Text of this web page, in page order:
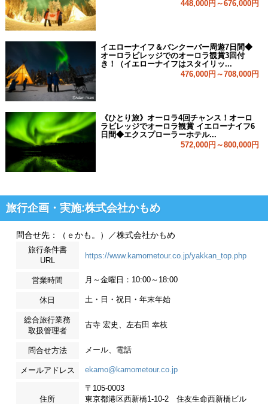
448,000円～676,000円
イエローナイフ＆バンクーバー周遊7日間◆
オーロラビレッジでのオーロラ観賞3回付
き！（イエローナイフはスタイリッ...
476,000円～708,000円
《ひとり旅》オーロラ4回チャンス！オーロ
ラビレッジでオーロラ観賞 イエローナイフ6
日間◆エクスプローラーホテル...
572,000円～800,000円
旅行企画・実施:株式会社かもめ
問合せ先：（ｅかも。）／株式会社かもめ
旅行条件書
URL
https://www.kamometour.co.jp/yakkan_top.php
営業時間 月～金曜日：10:00～18:00
休日 土・日・祝日・年末年始
総合旅行業務
取扱管理者
古寺 宏史、左右田 幸枝
問合せ方法 メール、電話
メールアドレス ekamo@kamometour.co.jp
住所
〒105-0003
東京都港区西新橋1-10-2 住友生命西新橋ビル